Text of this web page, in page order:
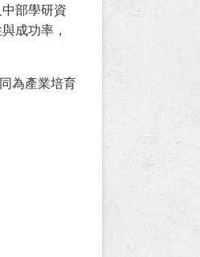
部學研資
成功率，
為產業培育